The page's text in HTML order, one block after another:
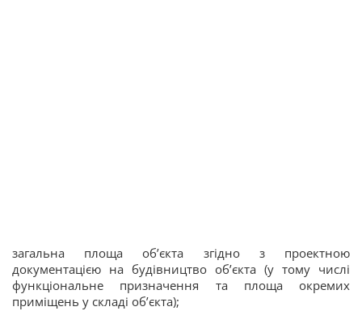
загальна площа об’єкта згідно з проектною
документацією на будівництво об’єкта (у тому числі
функціональне призначення та площа окремих
приміщень у складі об’єкта);